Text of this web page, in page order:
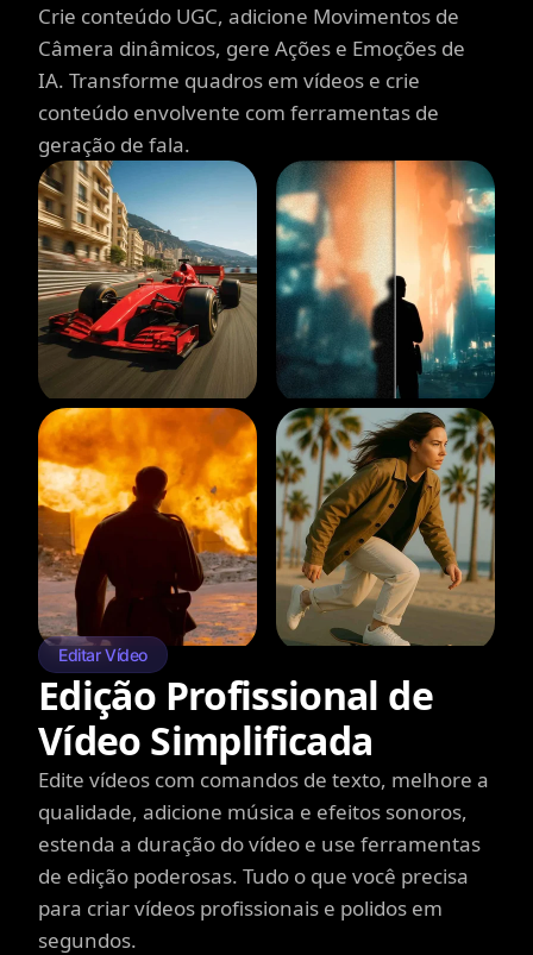
Crie conteúdo UGC, adicione Movimentos de
Câmera dinâmicos, gere Ações e Emoções de
IA. Transforme quadros em vídeos e crie
conteúdo envolvente com ferramentas de
geração de fala.
Editar Vídeo
Edição Profissional de
Vídeo Simplificada
Edite vídeos com comandos de texto, melhore a
qualidade, adicione música e efeitos sonoros,
estenda a duração do vídeo e use ferramentas
de edição poderosas. Tudo o que você precisa
para criar vídeos profissionais e polidos em
segundos.